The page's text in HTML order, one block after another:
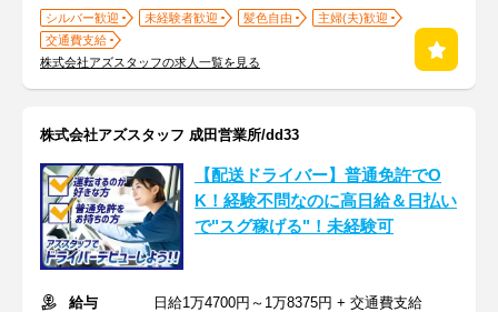
シルバー歓迎 未経験者歓迎 髪色自由
主婦(夫)歓迎
交通費支給
株式会社アズスタッフの求人一覧を見る
株式会社アズスタッフ 成田営業所/dd33
【配送ドライバー】普通免許でO
K！経験不問なのに高日給＆日払い
で"スグ稼げる"！未経験可
給与
日給1万4700円～1万8375円 + 交通費支給